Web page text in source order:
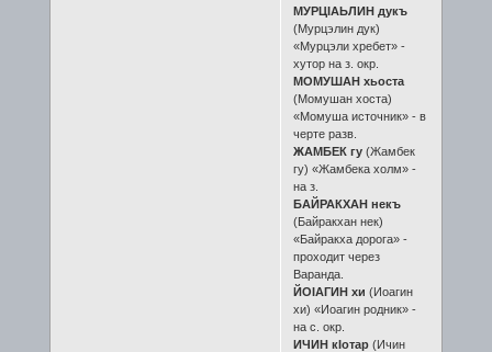
МУРЦIAЬЛИН дукъ
(Мурцэлин дук)
«Мурцэли хребет» -
хутор на з. окр.
МОМУШАН хьоста
(Момушан хоста)
«Момуша источник» - в
черте разв.
ЖАМБЕК гу(Жамбек
гу) «Жамбека холм» -
на з.
БАЙРАКХАН некъ
(Байракхан нек)
«Байракха дорога» -
проходит через
Варанда.
ЙОIАГИН хи (Иоагин
хи) «Иоагин родник» -
на с. окр.
ИЧИН кIотар(Ичин